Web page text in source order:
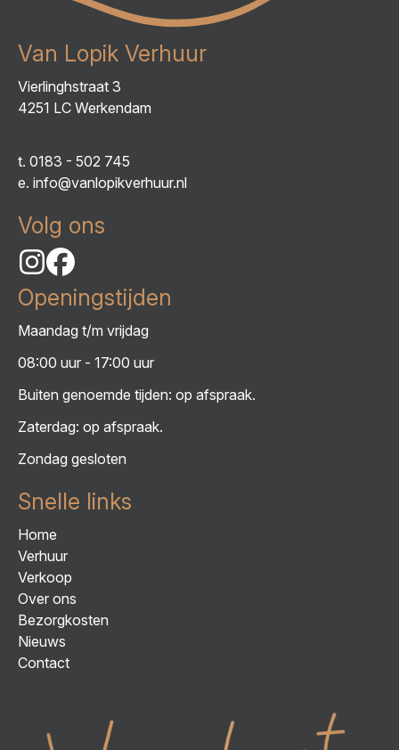
Van Lopik Verhuur
Vierlinghstraat 3
4251 LC Werkendam
t. 0183 - 502 745
e. info@vanlopikverhuur.nl
Volg ons
Openingstijden
Maandag t/m vrijdag
08:00 uur - 17:00 uur
Buiten genoemde tijden: op afspraak.
Zaterdag: op afspraak.
Zondag gesloten
Snelle links
Home
Verhuur
Verkoop
Over ons
Bezorgkosten
Nieuws
Contact